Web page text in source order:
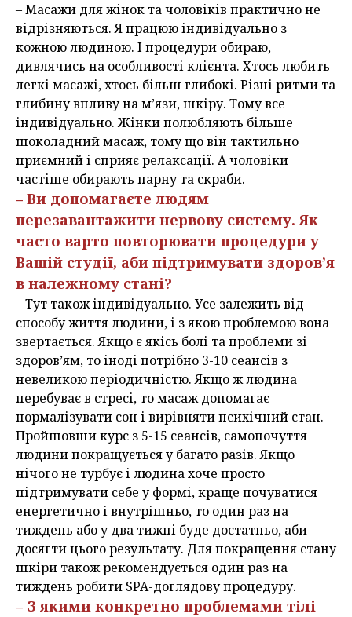
– Масажи для жінок та чоловіків практично не
відрізняються. Я працюю індивідуально з
кожною людиною. І процедури обираю,
дивлячись на особливості клієнта. Хтось любить
легкі масажі, хтось більш глибокі. Різні ритми та
глибину впливу на м’язи, шкіру. Тому все
індивідуально. Жінки полюбляють більше
шоколадний масаж, тому що він тактильно
приємний і сприяє релаксації. А чоловіки
частіше обирають парну та скраби.
– Ви допомагаєте людям
перезавантажити нервову систему. Як
часто варто повторювати процедури у
Вашій студії, аби підтримувати здоров’я
в належному стані?
– Тут також індивідуально. Усе залежить від
способу життя людини, і з якою проблемою вона
звертається. Якщо є якісь болі та проблеми зі
здоров’ям, то іноді потрібно 3-10 сеансів з
невеликою періодичністю. Якщо ж людина
перебуває в стресі, то масаж допомагає
нормалізувати сон і вирівняти психічний стан.
Пройшовши курс з 5-15 сеансів, самопочуття
людини покращується у багато разів. Якщо
нічого не турбує і людина хоче просто
підтримувати себе у формі, краще почуватися
енергетично і внутрішньо, то один раз на
тиждень або у два тижні буде достатньо, аби
досягти цього результату. Для покращення стану
шкіри також рекомендується один раз на
тиждень робити SPA-доглядову процедуру.
– З якими конкретно проблемами тілі